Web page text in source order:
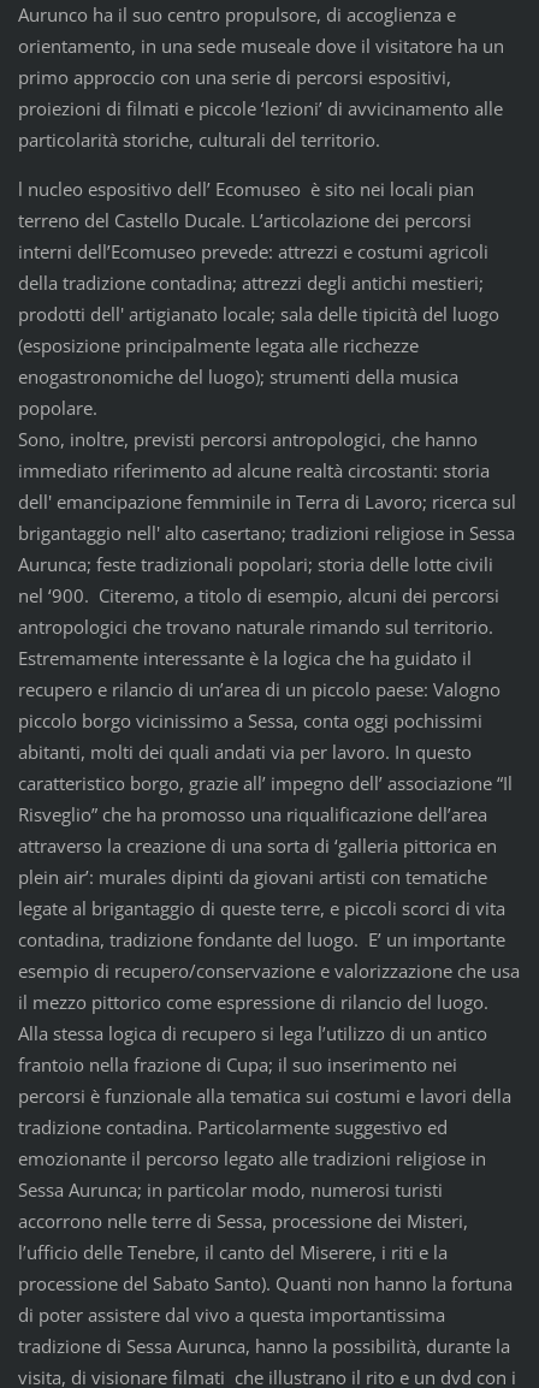
Aurunco ha il suo centro propulsore, di accoglienza e
orientamento, in una sede museale dove il visitatore ha un
primo approccio con una serie di percorsi espositivi,
proiezioni di filmati e piccole ‘lezioni’ di avvicinamento alle
particolarità storiche, culturali del territorio.
l nucleo espositivo dell’ Ecomuseo è sito nei locali pian
terreno del Castello Ducale. L’articolazione dei percorsi
interni dell’Ecomuseo prevede: attrezzi e costumi agricoli
della tradizione contadina; attrezzi degli antichi mestieri;
prodotti dell' artigianato locale; sala delle tipicità del luogo
(esposizione principalmente legata alle ricchezze
enogastronomiche del luogo); strumenti della musica
popolare.
Sono, inoltre, previsti percorsi antropologici, che hanno
immediato riferimento ad alcune realtà circostanti: storia
dell' emancipazione femminile in Terra di Lavoro; ricerca sul
brigantaggio nell' alto casertano; tradizioni religiose in Sessa
Aurunca; feste tradizionali popolari; storia delle lotte civili
nel ‘900. Citeremo, a titolo di esempio, alcuni dei percorsi
antropologici che trovano naturale rimando sul territorio.
Estremamente interessante è la logica che ha guidato il
recupero e rilancio di un’area di un piccolo paese: Valogno
piccolo borgo vicinissimo a Sessa, conta oggi pochissimi
abitanti, molti dei quali andati via per lavoro. In questo
caratteristico borgo, grazie all’ impegno dell’ associazione “Il
Risveglio” che ha promosso una riqualificazione dell’area
attraverso la creazione di una sorta di ‘galleria pittorica en
plein air’: murales dipinti da giovani artisti con tematiche
legate al brigantaggio di queste terre, e piccoli scorci di vita
contadina, tradizione fondante del luogo. E’ un importante
esempio di recupero/conservazione e valorizzazione che usa
il mezzo pittorico come espressione di rilancio del luogo.
Alla stessa logica di recupero si lega l’utilizzo di un antico
frantoio nella frazione di Cupa; il suo inserimento nei
percorsi è funzionale alla tematica sui costumi e lavori della
tradizione contadina. Particolarmente suggestivo ed
emozionante il percorso legato alle tradizioni religiose in
Sessa Aurunca; in particolar modo, numerosi turisti
accorrono nelle terre di Sessa, processione dei Misteri,
l’ufficio delle Tenebre, il canto del Miserere, i riti e la
processione del Sabato Santo). Quanti non hanno la fortuna
di poter assistere dal vivo a questa importantissima
tradizione di Sessa Aurunca, hanno la possibilità, durante la
visita, di visionare filmati che illustrano il rito e un dvd con i